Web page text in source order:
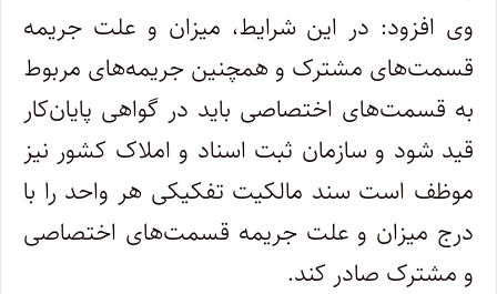
وی افزود: در این شرایط، میزان و علت جریمه
قسمت‌های مشترک و همچنین جریمه‌های مربوط
به قسمت‌های اختصاصی باید در گواهی پایان‌کار
قید شود و سازمان ثبت اسناد و املاک کشور نیز
موظف است سند مالکیت تفکیکی هر واحد را با
درج میزان و علت جریمه قسمت‌های اختصاصی
و مشترک صادر کند.